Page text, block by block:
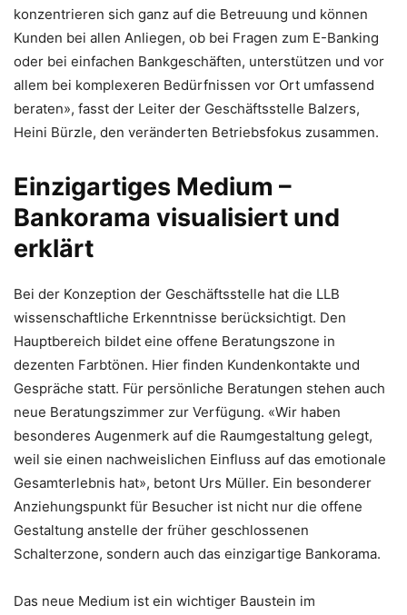
konzentrieren sich ganz auf die Betreuung und können
Kunden bei allen Anliegen, ob bei Fragen zum E-Banking
oder bei einfachen Bankgeschäften, unterstützen und vor
allem bei komplexeren Bedürfnissen vor Ort umfassend
beraten», fasst der Leiter der Geschäftsstelle Balzers,
Heini Bürzle, den veränderten Betriebsfokus zusammen.
Einzigartiges Medium –
Bankorama visualisiert und
erklärt
Bei der Konzeption der Geschäftsstelle hat die LLB
wissenschaftliche Erkenntnisse berücksichtigt. Den
Hauptbereich bildet eine offene Beratungszone in
dezenten Farbtönen. Hier finden Kundenkontakte und
Gespräche statt. Für persönliche Beratungen stehen auch
neue Beratungszimmer zur Verfügung. «Wir haben
besonderes Augenmerk auf die Raumgestaltung gelegt,
weil sie einen nachweislichen Einfluss auf das emotionale
Gesamterlebnis hat», betont Urs Müller. Ein besonderer
Anziehungspunkt für Besucher ist nicht nur die offene
Gestaltung anstelle der früher geschlossenen
Schalterzone, sondern auch das einzigartige Bankorama.
Das neue Medium ist ein wichtiger Baustein im